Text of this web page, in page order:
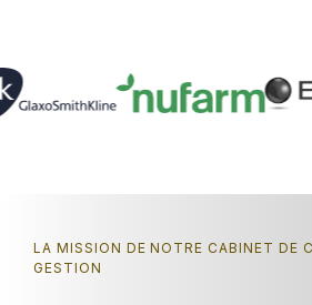
LA MISSION DE NOTRE CABINET DE
GESTION